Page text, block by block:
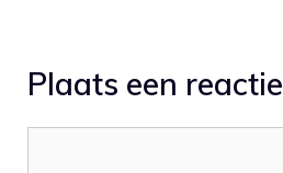
workstations (DAW).
Plaats een reactie